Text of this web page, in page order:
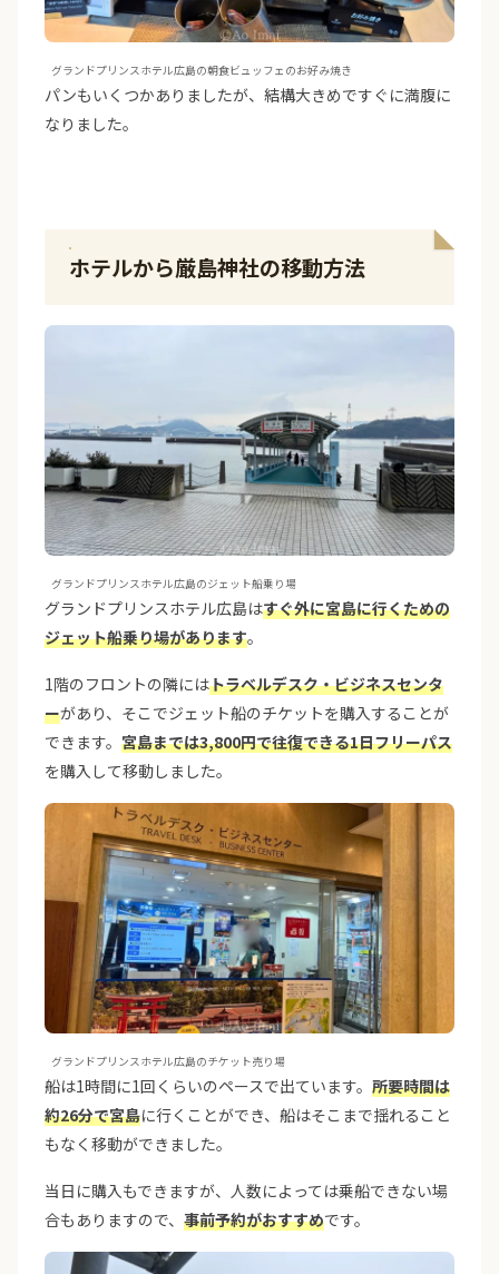
グランドプリンスホテル広島の朝食ビュッフェのお好み焼き
パンもいくつかありましたが、結構大きめですぐに満腹に
なりました。
ホテルから厳島神社の移動方法
グランドプリンスホテル広島のジェット船乗り場
グランドプリンスホテル広島はすぐ外に宮島に行くための
ジェット船乗り場があります。
1階のフロントの隣にはトラベルデスク・ビジネスセンタ
ーがあり、そこでジェット船のチケットを購入することが
できます。 宮島までは3,800円で往復できる1日フリーパス
を購入して移動しました。
グランドプリンスホテル広島のチケット売り場
船は1時間に1回くらいのペースで出ています。 所要時間は
約26分で宮島に行くことができ、船はそこまで揺れること
もなく移動ができました。
当日に購入もできますが、人数によっては乗船できない場
合もありますので、 事前予約がおすすめです。